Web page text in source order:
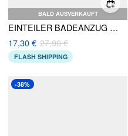
BALD AUSVERKAUFT
EINTEILER BADEANZUG MIT HERZAUSSCHNITT UND SEESTERN-METALL-DETAILS
17,30 € 27,90 €
FLASH SHIPPING
-38%